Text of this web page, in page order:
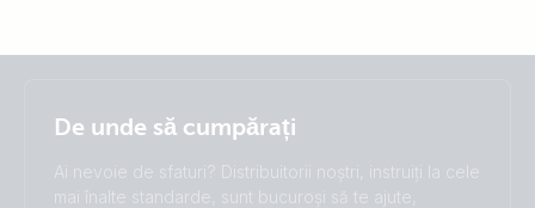
Română
Change language
Čeština
Dansk
Stay up to date
De unde să cumpărați
Ai nevoie de sfaturi? Distribuitorii noștri, instruiți la cele
mai înalte standarde, sunt bucuroși să te ajute,